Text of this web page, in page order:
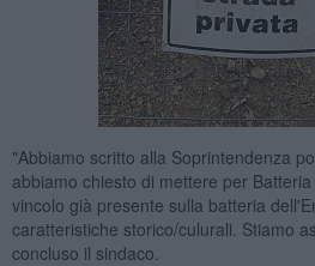
"Abbiamo scritto alla Soprintendenza
abbiamo chiesto di mettere per
vincolo già presente sulla batteria
caratteristiche storico/culurali. Stiamo
concluso il sindaco.